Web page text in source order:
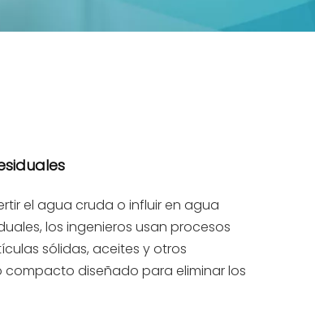
el agua cruda o influir en agua
los ingenieros usan procesos
sólidas, aceites y otros
diseñado para eliminar los